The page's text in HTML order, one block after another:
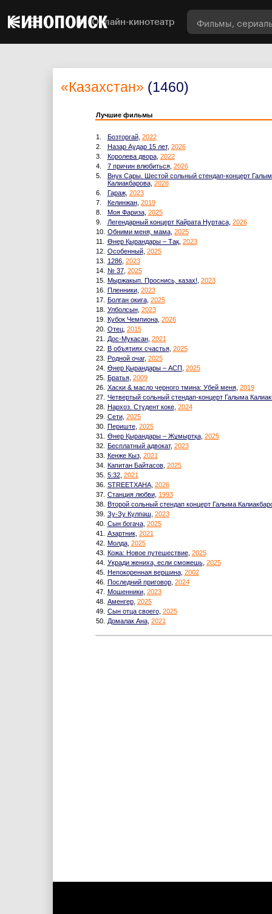
Онлайн-кинотеатр
«Казахстан» (1460)
Лучшие фильмы
1. Бозторгай, 2022
2.
Назар Аудар 15 лет, 2026
3.
Королева двора, 2022
4.
7 причин влюбиться, 2026
5.
Внук Сары. Шестой сольный стендап-концерт
Калиакбарова, 2026
6.
Гараж, 2023
7.
Келинжан, 2019
8.
Моя Фариза, 2025
9.
Легендарный концерт Кайрата Нуртаса, 2026
10. Обними меня, мама, 2025
11.
Өнер Қырандары – Тақ, 2023
12. Особенный, 2025
13.
1286, 2023
14.
№ 37, 2025
15. Мыржакып. Проснись, казах! 2023
16. Пленники, 2023
17. Болган окига, 2025
18. Улболсын, 2023
19. Кубок Чемпиона, 2026
20. Отец, 2015
21.
Дос-Мукасан, 2021
22. В объятиях счастья, 2025
23. Родной очаг, 2025
24. Өнер Қырандары – АСП 2025
25. Братья, 2009
26. Хаски & масло черного тмина: Убей меня, 2019
27. Четвертый сольный стендап-концерт Галыма
28. Нархоз. Студент коке, 2024
29. Сети, 2025
30. Периште, 2025
31.
Өнер Қырандары – Жұмыртқа, 2025
32. Бесплатный адвокат, 2023
33. Кенже Кыз, 2021
34. Капитан Байтасов, 2025
35. 5:32, 2021
36. STREETХАНА, 2026
37. Станция любви, 1993
38. Второй сольный стендап концерт Галыма
39. Зу-Зу Күлпәш 2023
40. Сын богача, 2025
41.
Азартник, 2021
42. Молда, 2025
43. Кожа: Новое путешествие, 2025
44. Укради жениха, если сможешь, 2025
45. Непокоренная вершина, 2002
46. Последний приговор, 2024
47. Мошенники, 2023
48. Аменгер, 2025
49. Сын отца своего, 2025
50.
Домалак Ана, 2021